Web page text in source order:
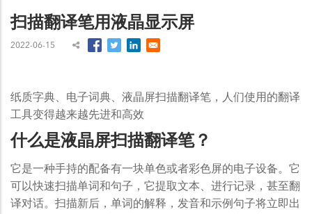
包
屑
扫描翻译笔用液晶显示屏
2022-06-15
纸质字典、电子词典、液晶屏扫描翻译笔，人们使用的翻译
工具变得越来越先进和高效
什么是液晶屏扫描翻译笔？
它是一种手持的配备有一块单色或者彩色屏的电子设备。它
可以快速扫描单词和句子，它提取文本、进行记录，甚至翻
译对话。扫描新后，单词的解释，发音和示例句子将立即出